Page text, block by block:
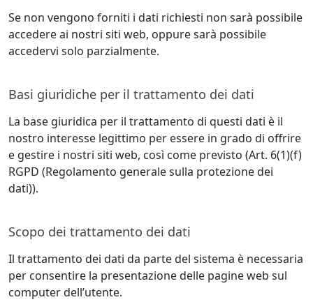
Se non vengono forniti i dati richiesti non sarà possibile
accedere ai nostri siti web, oppure sarà possibile
accedervi solo parzialmente.
Basi giuridiche per il trattamento dei dati
La base giuridica per il trattamento di questi dati è il
nostro interesse legittimo per essere in grado di offrire
e gestire i nostri siti web, così come previsto (Art. 6(1)(f)
RGPD (Regolamento generale sulla protezione dei
dati)).
Scopo dei trattamento dei dati
Il trattamento dei dati da parte del sistema è necessaria
per consentire la presentazione delle pagine web sul
computer dell’utente.